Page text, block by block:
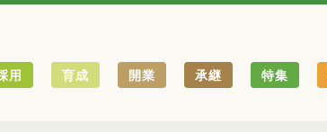
用 育成 開業 承継 特集